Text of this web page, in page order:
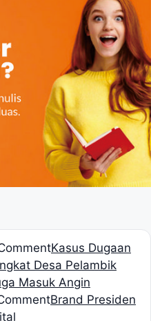
Kasus Dugaan
Desa Pelambik
Masuk Angin
Brand Presiden